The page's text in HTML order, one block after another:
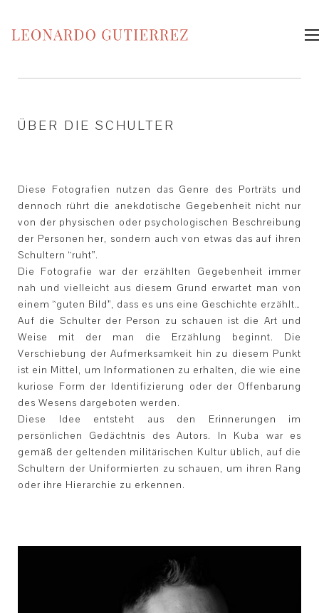
ÜBER DIE SCHULTER
Diese Fotografien nutzen das Genre des Porträts und
dennoch rührt die anekdotische Gegebenheit nicht nur
von der physischen oder psychologischen Beschreibung
der Personen her, sondern auch von etwas das auf ihren
Schultern “ruht”.
Die Fotografie war der erzählten Gegebenheit immer
nah und vielleicht aus diesem Grund erwartet man von
einem “guten Bild”, dass es uns eine Geschichte erzählt…
Auf die Schulter der Person zu schauen ist die Art und
Weise mit der man die Erzählung beginnt. Die
Verschiebung der Aufmerksamkeit hin zu diesem Punkt
ist ein Mittel, um Informationen zu erhalten, die wie eine
kuriose Form der Identifizierung oder der Offenbarung
des Wesens dargeboten werden.
Diese Idee entsteht aus den Erinnerungen im
persönlichen Gedächtnis des Autors. In Kuba war es
gemäß der geltenden militärischen Kultur üblich, auf die
Schultern der Uniformierten zu schauen, um ihren Rang
oder ihre Hierarchie zu erkennen.